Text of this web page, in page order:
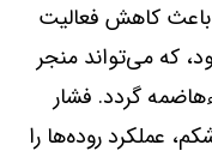
کاهش فعالیت
که می‌تواند منجر
گردد. فشار
عملکرد روده‌ها را